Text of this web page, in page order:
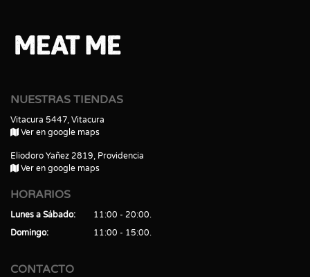
NUESTRAS TIENDAS
Vitacura 5447, Vitacura
Ver en google maps
Eliodoro Yañez 2819, Providencia
Ver en google maps
HORARIOS
Lunes a Sábado
11:00 - 20:00
Domingo
11:00 - 15:00
CONTACTO